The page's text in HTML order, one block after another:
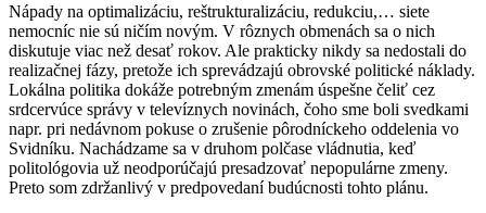
Nápady na optimalizáciu, reštrukturalizáciu, redukciu,… siete
nemocníc nie sú ničím novým. V rôznych obmenách sa o nich
diskutuje viac než desať rokov. Ale prakticky nikdy sa nedostali do
realizačnej fázy, pretože ich sprevádzajú obrovské politické náklady.
Lokálna politika dokáže potrebným zmenám úspešne čeliť cez
srdcervúce správy v televíznych novinách, čoho sme boli svedkami
napr. pri nedávnom pokuse o zrušenie pôrodníckeho oddelenia vo
Svidníku. Nachádzame sa v druhom polčase vládnutia, keď
politológovia už neodporúčajú presadzovať nepopulárne zmeny.
Preto som zdržanlivý v predpovedaní budúcnosti tohto plánu.